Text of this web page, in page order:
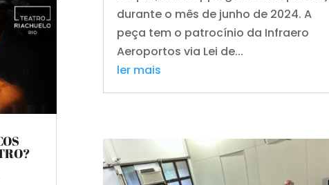
durante o mês de junho de 2024. A
peça tem o patrocínio da Infraero
Aeroportos via Lei de...
ler mais